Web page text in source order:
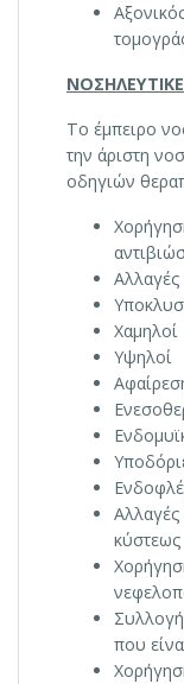
Tο έμπειρο
την άριστη
οδηγιών
Χαμηλοί
Υψηλοί
κύστεως
που